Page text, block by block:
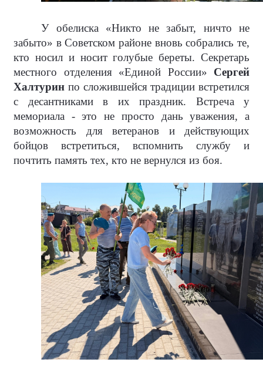
У обелиска «Никто не забыт, ничто не
забыто» в Советском районе вновь собрались те,
кто носил и носит голубые береты. Секретарь
местного отделения «Единой России» Сергей
Халтурин по сложившейся традиции встретился
с десантниками в их праздник. Встреча у
мемориала - это не просто дань уважения, а
возможность для ветеранов и действующих
бойцов встретиться, вспомнить службу и
почтить память тех, кто не вернулся из боя.